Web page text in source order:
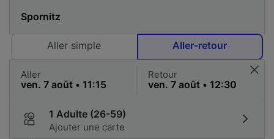
Aller simple Aller-retour
Aller Retour
1 Adulte (26-59)
Ajouter une carte